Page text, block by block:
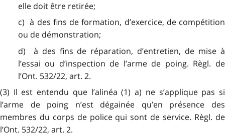
elle doit être retirée;
c) à des fins de formation, d’exercice, de compétition
ou de démonstration;
d) à des fins de réparation, d’entretien, de mise à
l’essai ou d’inspection de l’arme de poing. Règl. de
l’Ont. 532/22, art. 2.
(3) Il est entendu que l’alinéa (1) a) ne s’applique pas si
l’arme de poing n’est dégainée qu’en présence des
membres du corps de police qui sont de service. Règl. de
l’Ont. 532/22, art. 2.